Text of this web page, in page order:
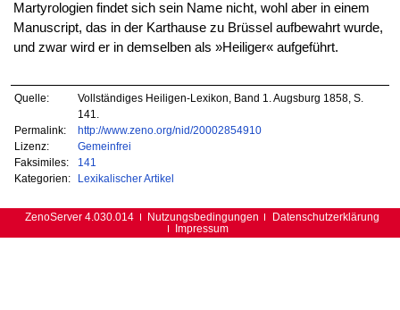
Martyrologien findet sich sein Name nicht, wohl aber in einem
Manuscript, das in der Karthause zu Brüssel aufbewahrt wurde,
und zwar wird er in demselben als »Heiliger« aufgeführt.
Quelle:
Vollständiges Heiligen-Lexikon, Band 1. Augsburg 1858, S.
141.
Permalink:
http://www.zeno.org/nid/20002854910
Lizenz:
Gemeinfrei
Faksimiles:
141
Kategorien:
Lexikalischer Artikel
ZenoServer 4.030.014 Nutzungsbedingungen
Datenschutzerklärung
Impressum